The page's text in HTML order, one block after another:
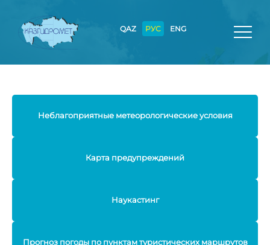
QAZ РУС ENG
Неблагоприятные метеорологические условия
Карта предупреждений
Наукастинг
Прогноз погоды по пунктам туристических маршрутов